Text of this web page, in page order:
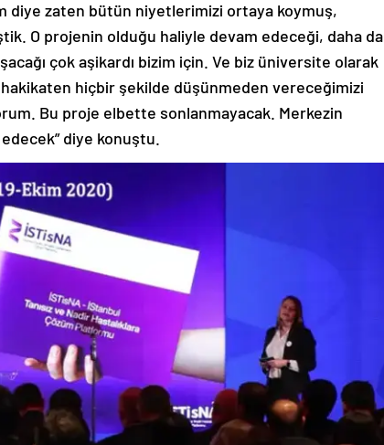
diye zaten bütün niyetlerimizi ortaya koymuş,
O projenin olduğu haliyle devam edeceği, daha da
çok aşikardı bizim için. Ve biz üniversite olarak
hiçbir şekilde düşünmeden vereceğimizi
Bu proje elbette sonlanmayacak. Merkezin
diye konuştu.